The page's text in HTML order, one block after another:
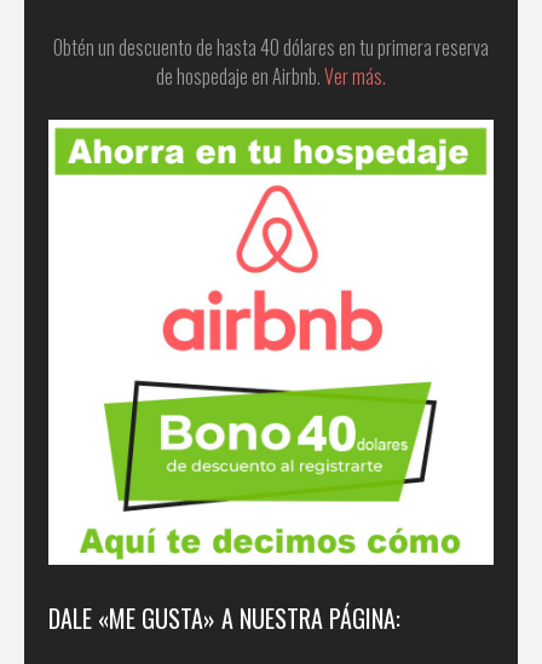
Obtén un descuento de hasta 40 dólares en tu primera reserva
de hospedaje en Airbnb.Ver más.
DALE «ME GUSTA» A NUESTRA PÁGINA: